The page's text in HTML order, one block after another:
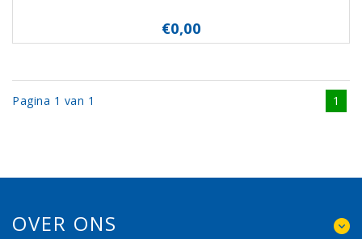
€0,00
Pagina 1 van 1 1
OVER ONS